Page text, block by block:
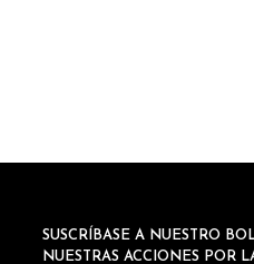
SUSCRÍBASE A NUESTRO
NUESTRAS ACCIONES POR